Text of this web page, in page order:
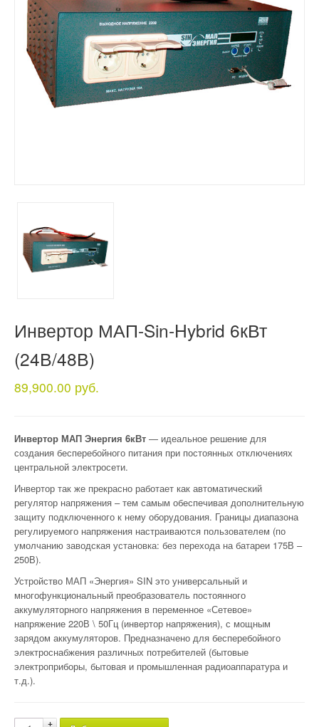
Инвертор МАП-Sin-Hybrid 6кВт
(24В/48В)
89,900.00 руб.
Инвертор МАП Энергия 6кВт — идеальное решение для
создания бесперебойного питания при постоянных отключениях
центральной электросети.
Инвертор так же прекрасно работает как автоматический
регулятор напряжения – тем самым обеспечивая дополнительную
защиту подключенного к нему оборудования. Границы диапазона
регулируемого напряжения настраиваются пользователем (по
умолчанию заводская установка: без перехода на батареи 175В –
250В).
Устройство МАП «Энергия» SIN это универсальный и
многофункциональный преобразователь постоянного
аккумуляторного напряжения в переменное «Сетевое»
напряжение 220В \ 50Гц (инвертор напряжения), с мощным
зарядом аккумуляторов. Предназначено для бесперебойного
электроснабжения различных потребителей (бытовые
электроприборы, бытовая и промышленная радиоаппаратура и
т.д.).